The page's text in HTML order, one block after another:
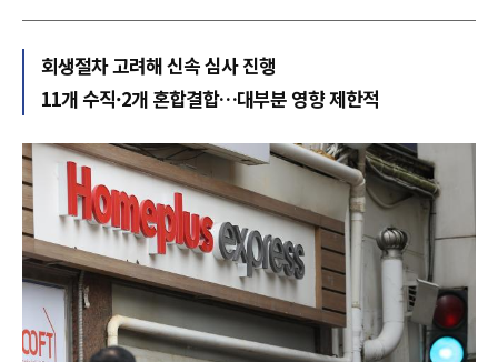
회생절차 고려해 신속 심사 진행
11개 수직·2개 혼합결합…대부분 영향 제한적